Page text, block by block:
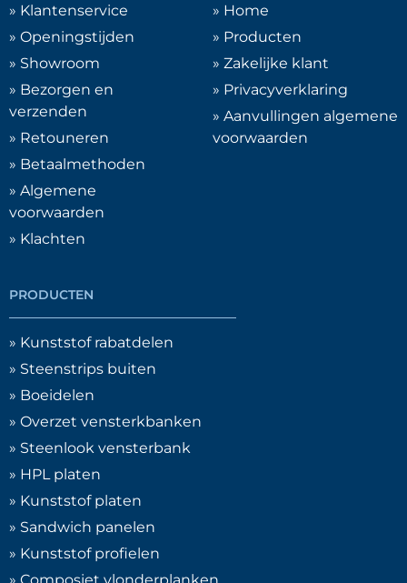
» Klantenservice
» Openingstijden
» Showroom
» Bezorgen en
verzenden
» Retouneren
» Betaalmethoden
» Algemene
voorwaarden
» Klachten
» Home
» Producten
» Zakelijke klant
» Privacyverklaring
» Aanvullingen algemene
voorwaarden
PRODUCTEN
» Kunststof rabatdelen
» Steenstrips buiten
» Boeidelen
» Overzet vensterkbanken
» Steenlook vensterbank
» HPL platen
» Kunststof platen
» Sandwich panelen
» Kunststof profielen
» Composiet vlonderplanken